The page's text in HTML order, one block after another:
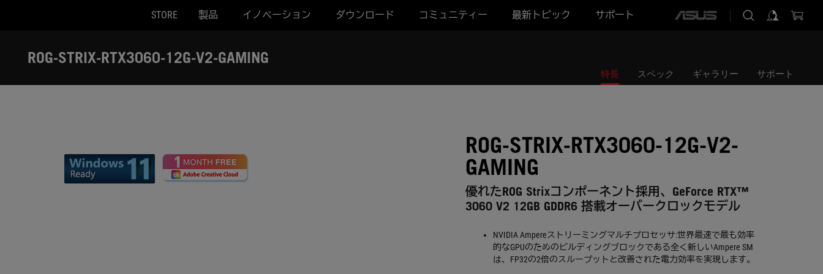
STORE 製品 イノベーション ダウンロード コミュニティー 最新トピック サポート
ASUS
ROG-STRIX-RTX3060-12G-V2-GAMING
特長 スペック ギャラリー サポート
ROG-STRIX-RTX3060-12G-V2-
GAMING
優れたROG Strixコンポーネント採用、GeForce RTX™
3060 V2 12GB GDDR6 搭載オーバークロックモデル
NVIDIA Ampereストリーミングマルチプロセッサ:世界最速で最も効率
的なGPUのためのビルディングブロックである全く新しいAmpere SM
は、FP32の2倍のスループットと改善された電力効率を実現します。